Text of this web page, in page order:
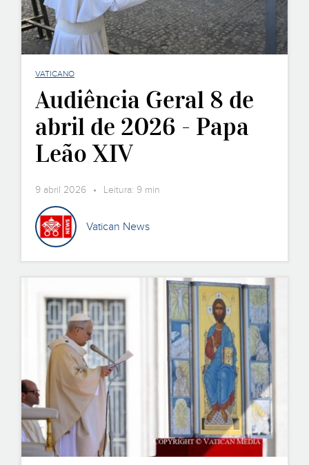
VATICANO
Audiência Geral 8 de
abril de 2026 - Papa
Leão XIV
9 abril 2026 • Leitura: 9 min
Vatican News